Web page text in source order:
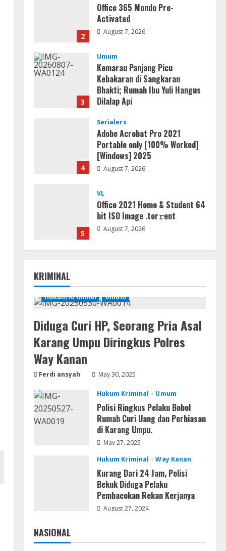
2
Office 365 Mondo Pre-
Activated
August 7, 2026
3
Umum
Kemarau Panjang Picu
Kebakaran di Sangkaran
Bhakti; Rumah Ibu Yuli Hangus
Dilalap Api
4
Serialers
Adobe Acrobat Pro 2021
Portable only [100% Worked]
[Windows] 2025
August 7, 2026
5
VL
Office 2021 Home & Student 64
bit ISO Image .tоr𝚛еnt
August 7, 2026
1
x64] Reddit
August 7, 2026
2
VL
Office 365 Mondo Pre-
Activated
Kemarau Panjang Picu
Kebakaran di Sangkaran
Bhakti; Rumah Ibu Yuli Hangus
Dilalap Api
August 7, 2026
Adobe Acrobat Pro 2021
Portable only [100% Worked]
[Windows] 2025
August 7, 2026
bit ISO Image .tоr𝚛еnt
KRIMINAL
Hukum Kriminal Umum
Diduga Curi HP, Seorang Pria Asal
Karang Umpu Diringkus Polres
Way Kanan
Ferdi ansyah May 30, 2025
Hukum Kriminal Umum
Polisi Ringkus Pelaku Bobol
Rumah Curi Uang dan Perhiasan
di Karang Umpu.
May 27, 2025
Hukum Kriminal
Way Kanan
Kurang Dari 24 Jam, Polisi
Bekuk Diduga Pelaku
Pembacokan Rekan Kerjanya
August 27, 2024
NASIONAL
Jakarta